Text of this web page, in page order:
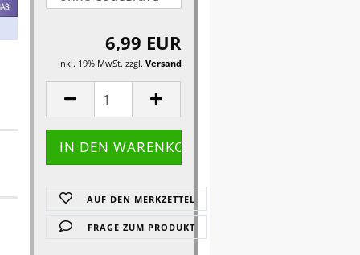
6,99 EUR
inkl. 19% MwSt. zzgl. Versand
AUF DEN MERKZETTEL
FRAGE ZUM PRODUKT